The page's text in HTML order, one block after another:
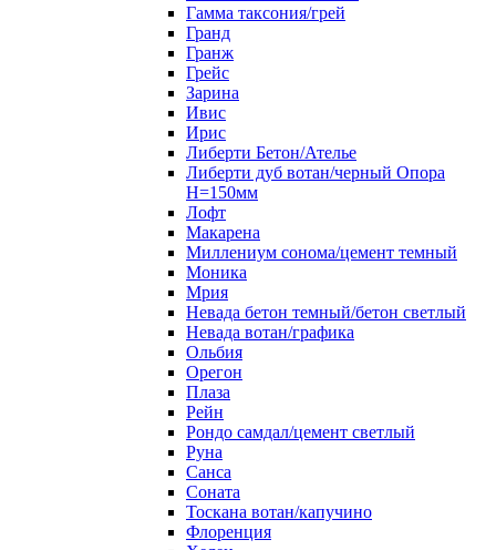
Гамма таксония/грей
Гранд
Гранж
Грейс
Зарина
Ивис
Ирис
Либерти Бетон/Ателье
Либерти дуб вотан/черный Опора
Н=150мм
Лофт
Макарена
Миллениум сонома/цемент темный
Моника
Мрия
Невада бетон темный/бетон светлый
Невада вотан/графика
Ольбия
Орегон
Плаза
Рейн
Рондо самдал/цемент светлый
Руна
Санса
Соната
Тоскана вотан/капучино
Флоренция